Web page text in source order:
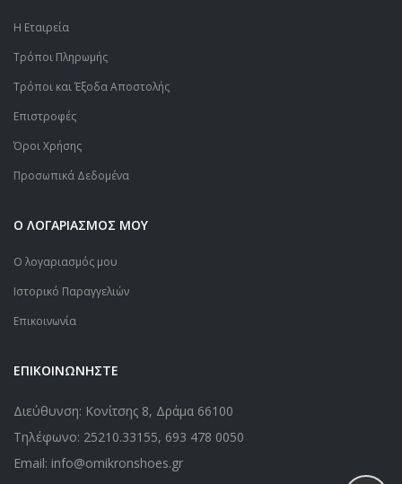
Η Εταιρεία
Τρόποι Πληρωμής
Τρόποι και Έξοδα Αποστολής
Επιστροφές
Όροι Χρήσης
Προσωπικά Δεδομένα
Ο ΛΟΓΑΡΙΑΣΜΟΣ ΜΟΥ
Ο λογαριασμός μου
Ιστορικό Παραγγελιών
Επικοινωνία
ΕΠΙΚΟΙΝΩΝΗΣΤΕ
Διεύθυνση: Κονίτσης 8, Δράμα 66100
Τηλέφωνο: 25210.33155, 693 478 0050
Email: info@omikronshoes.gr